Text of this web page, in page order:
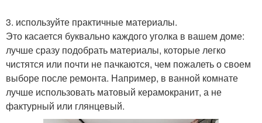
3. используйте практичные материалы.
Это касается буквально каждого уголка в вашем доме:
лучше сразу подобрать материалы, которые легко
чистятся или почти не пачкаются, чем пожалеть о своем
выборе после ремонта. Например, в ванной комнате
лучше использовать матовый керамокранит, а не
фактурный или глянцевый.